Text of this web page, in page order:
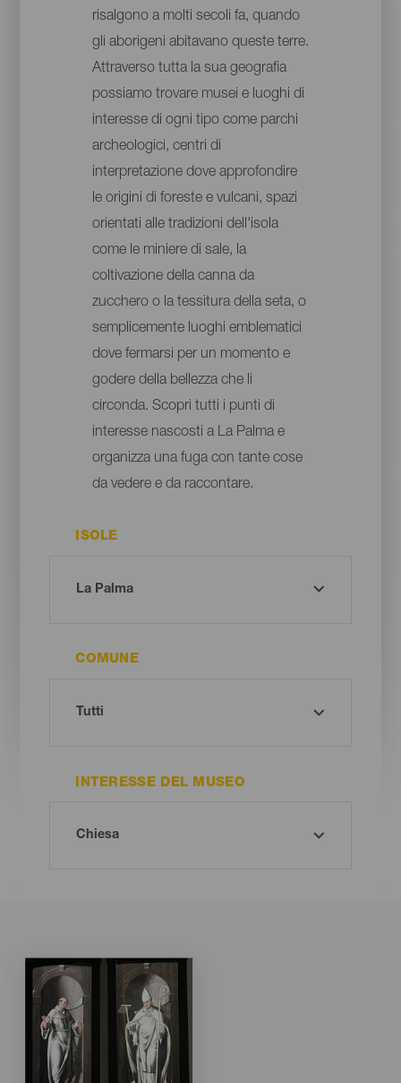
risalgono a molti secoli fa, quando
gli aborigeni abitavano queste terre.
Attraverso tutta la sua geografia
possiamo trovare musei e luoghi di
interesse di ogni tipo come parchi
archeologici, centri di
interpretazione dove approfondire
le origini di foreste e vulcani, spazi
orientati alle tradizioni dell'isola
come le miniere di sale, la
coltivazione della canna da
zucchero o la tessitura della seta, o
semplicemente luoghi emblematici
dove fermarsi per un momento e
godere della bellezza che li
circonda. Scopri tutti i punti di
interesse nascosti a La Palma e
organizza una fuga con tante cose
da vedere e da raccontare.
ISOLE
COMUNE
INTERESSE DEL MUSEO
Imagen
Listado
Imagen